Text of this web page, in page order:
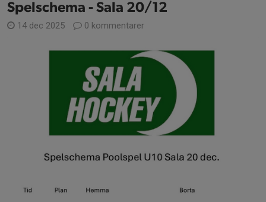
Spelschema - Sala 20/12
14 dec 2025 0 kommentarer